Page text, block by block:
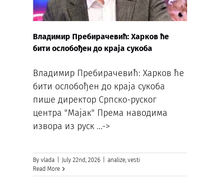
Владимир Пребирачевић: Харков ће
бити ослобођен до краја сукоба
Владимир Пребирачевић: Харков ће
бити ослобођен до краја сукоба
пише директор Српско-руског
центра "Мајак" Према наводима
извора из руск ...->
By vlada July 22nd, 2026 analize, vesti
Read More